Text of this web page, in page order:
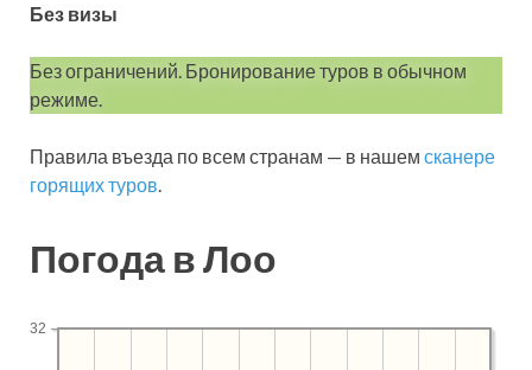
Без визы
Без ограничений. Бронирование туров в обычном
режиме.
Правила въезда по всем странам — в нашем сканере
горящих туров.
Погода в Лоо